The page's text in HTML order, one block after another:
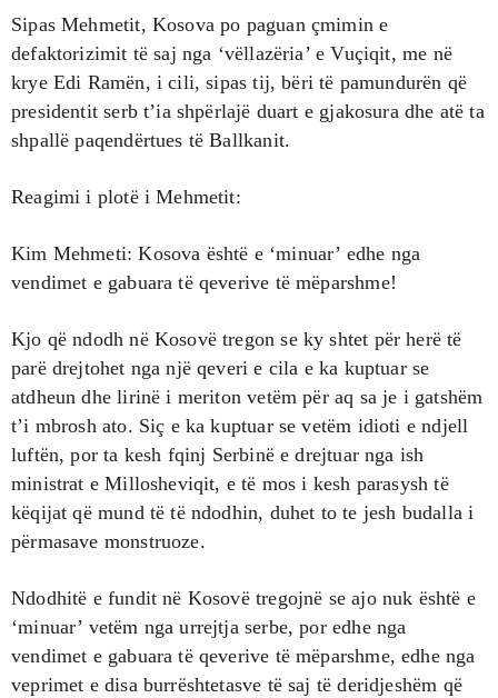
Sipas Mehmetit, Kosova po paguan çmimin e
defaktorizimit të saj nga ‘vëllazëria’ e Vuçiqit, me në
krye Edi Ramën, i cili, sipas tij, bëri të pamundurën që
presidentit serb t’ia shpërlajë duart e gjakosura dhe atë ta
shpallë paqendërtues të Ballkanit.
Reagimi i plotë i Mehmetit:
Kim Mehmeti: Kosova është e ‘minuar’ edhe nga
vendimet e gabuara të qeverive të mëparshme!
Kjo që ndodh në Kosovë tregon se ky shtet për herë të
parë drejtohet nga një qeveri e cila e ka kuptuar se
atdheun dhe lirinë i meriton vetëm për aq sa je i gatshëm
t’i mbrosh ato. Siç e ka kuptuar se vetëm idioti e ndjell
luftën, por ta kesh fqinj Serbinë e drejtuar nga ish
ministrat e Millosheviqit, e të mos i kesh parasysh të
këqijat që mund të të ndodhin, duhet to te jesh budalla i
përmasave monstruoze.
Ndodhitë e fundit në Kosovë tregojnë se ajo nuk është e
‘minuar’ vetëm nga urrejtja serbe, por edhe nga
vendimet e gabuara të qeverive të mëparshme, edhe nga
veprimet e disa burrështetasve të saj të deridjeshëm që